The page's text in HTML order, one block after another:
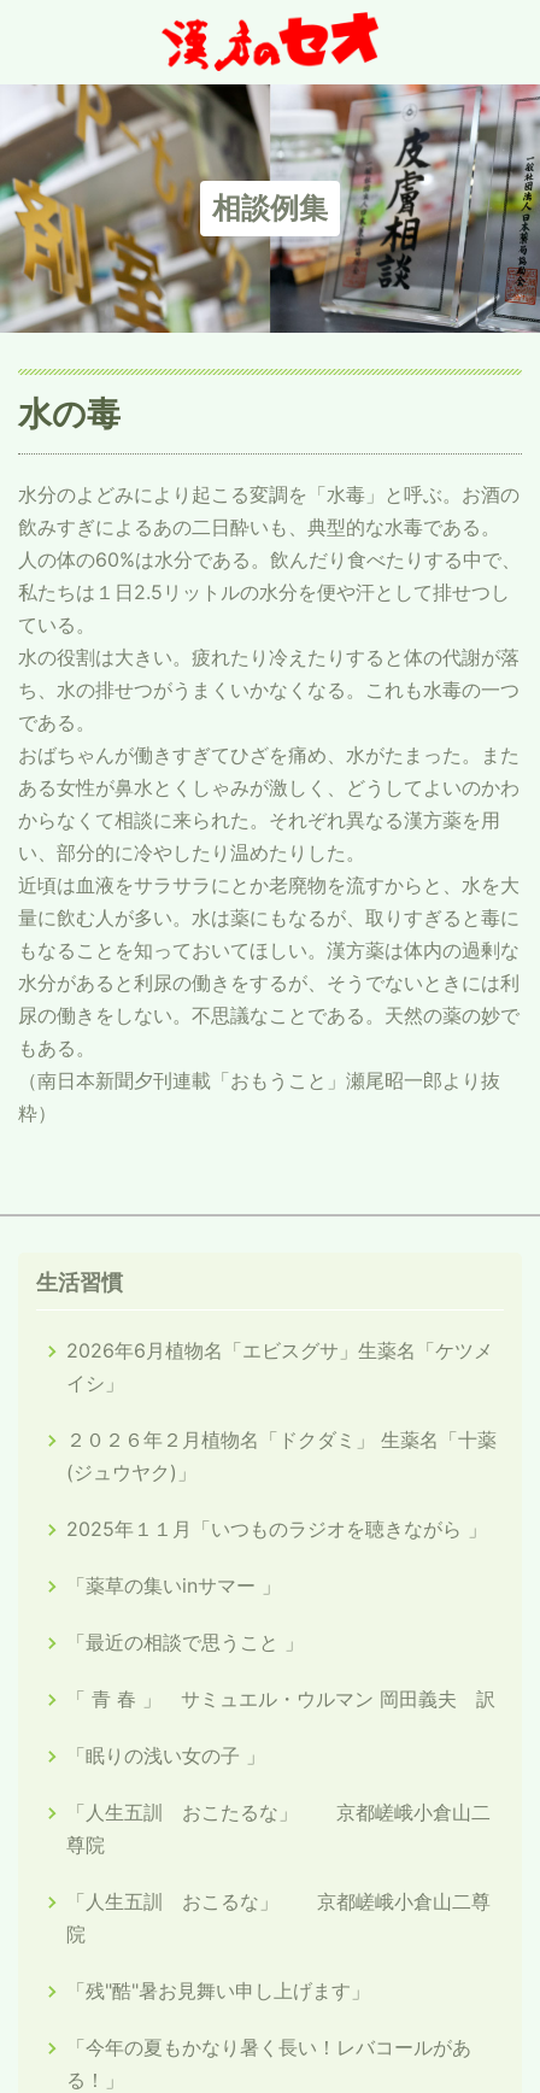
相談例集
水の毒
水分のよどみにより起こる変調を「水毒」と呼ぶ。お酒の
飲みすぎによるあの二日酔いも、典型的な水毒である。
人の体の60%は水分である。飲んだり食べたりする中で、
私たちは１日2.5リットルの水分を便や汗として排せつし
ている。
水の役割は大きい。疲れたり冷えたりすると体の代謝が落
ち、水の排せつがうまくいかなくなる。これも水毒の一つ
である。
おばちゃんが働きすぎてひざを痛め、水がたまった。また
ある女性が鼻水とくしゃみが激しく、どうしてよいのかわ
からなくて相談に来られた。それぞれ異なる漢方薬を用
い、部分的に冷やしたり温めたりした。
近頃は血液をサラサラにとか老廃物を流すからと、水を大
量に飲む人が多い。水は薬にもなるが、取りすぎると毒に
もなることを知っておいてほしい。漢方薬は体内の過剰な
水分があると利尿の働きをするが、そうでないときには利
尿の働きをしない。不思議なことである。天然の薬の妙で
もある。
（南日本新聞夕刊連載「おもうこと」瀬尾昭一郎より抜
粋）
生活習慣
2026年6月植物名「エビスグサ」生薬名「ケツメ
イシ」
２０２６年２月植物名「ドクダミ」 生薬名「十薬
(ジュウヤク)」
2025年１１月「いつものラジオを聴きながら 」
「薬草の集いinサマー 」
「最近の相談で思うこと 」
「 青 春 」 サミュエル・ウルマン 岡田義夫 訳
「眠りの浅い女の子 」
「人生五訓 おこたるな」 京都嵯峨小倉山二
尊院
「人生五訓 おこるな」 京都嵯峨小倉山二尊
院
「残"酷"暑お見舞い申し上げます」
「今年の夏もかなり暑く長い！レバコールがあ
る！」